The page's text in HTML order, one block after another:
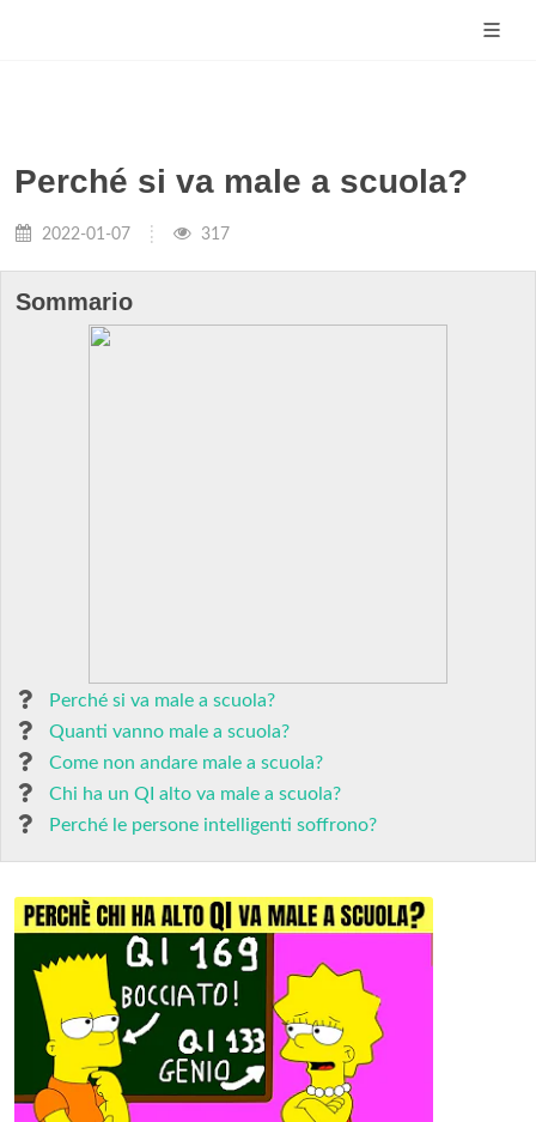
Perché si va male a scuola?
2022-01-07 317
Sommario
Perché si va male a scuola?
Quanti vanno male a scuola?
Come non andare male a scuola?
Chi ha un QI alto va male a scuola?
Perché le persone intelligenti soffrono?